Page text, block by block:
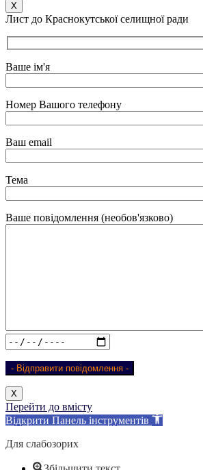
Х
Лист до Краснокутської селищної ради
Ваше ім'я
Номер Вашого телефону
Ваш email
Тема
Ваше повідомлення (необов'язково)
Х
Перейти до вмісту
Відкрити Панель інструментів
Для слабозорих